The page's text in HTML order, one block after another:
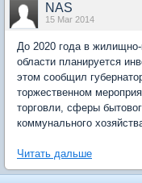
NAS
15 Mar 2014
До 2020 года в жилищно-
области планируется
этом сообщил
торжественном
торговли, сферы
коммунального
Читать дальше